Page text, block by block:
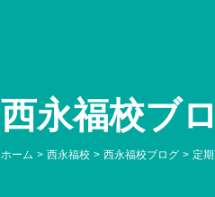
西永福校ブ
ホーム 西永福校 西永福校ブログ 定